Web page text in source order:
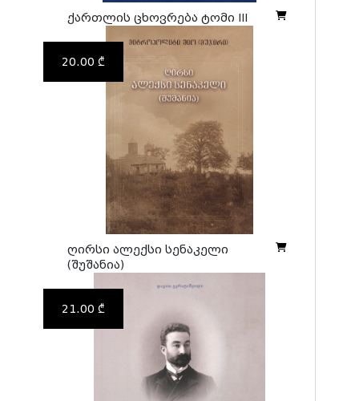
ქართლის ცხოვრება ტომი III
ღირსი ალექსი სენაკელი
(შუშანია)
20.00 ₾
21.00 ₾